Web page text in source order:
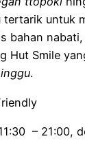
tertarik untuk
bahan
Hut Smile
.
– 21:00,